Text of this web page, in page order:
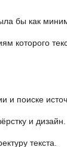
бы как
которого
и поиске
и дизайн.
текста.